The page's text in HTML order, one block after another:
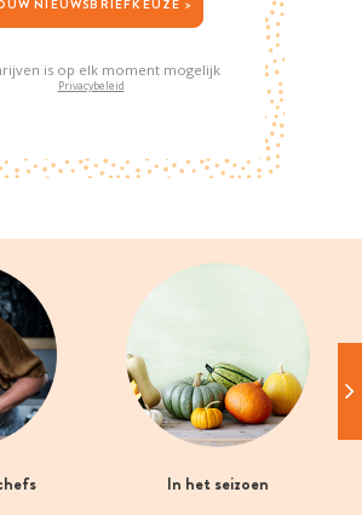
JOUW NIEUWSBRIEFKEUZE >
is op elk moment mogelijk
Privacybeleid
In het seizoen